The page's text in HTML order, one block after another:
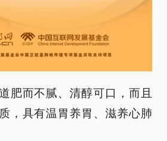
肥而不腻、清醇可口，而且
，具有温胃养胃、滋养心肺